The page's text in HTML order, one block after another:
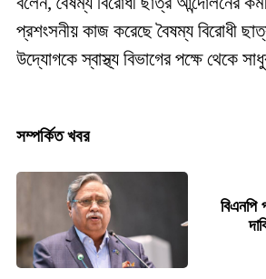
প্রশংসনীয় কাজ করেছে বৈষম্য বিরোধী
উদ্যোগকে স্বাস্থ্য বিভাগের পক্ষে থেকে
সম্পর্কিত খবর
বিএনপি